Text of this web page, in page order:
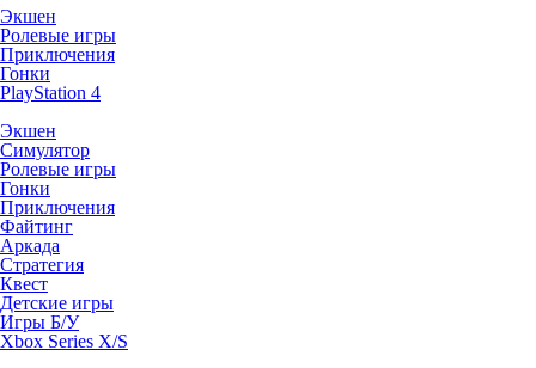
Экшен
Ролевые игры
Приключения
Гонки
PlayStation 4
Экшен
Симулятор
Ролевые игры
Гонки
Приключения
Файтинг
Аркада
Стратегия
Квест
Детские игры
Игры Б/У
Xbox Series X/S